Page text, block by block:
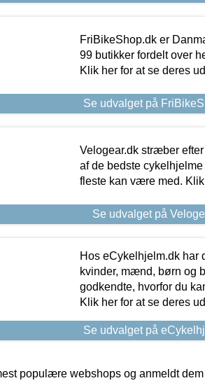
FriBikeShop.dk er
99 butikker fordelt over
Klik her for at se deres
Se udvalget på
Velogear.dk stræber
af de bedste
fleste kan være med.
Se udvalget på
Hos eCykelhjelm.dk har
kvinder, mænd, børn og
godkendte, hvorfor du
Klik her for at se deres
Se udvalget på
populære webshops og anmeldt